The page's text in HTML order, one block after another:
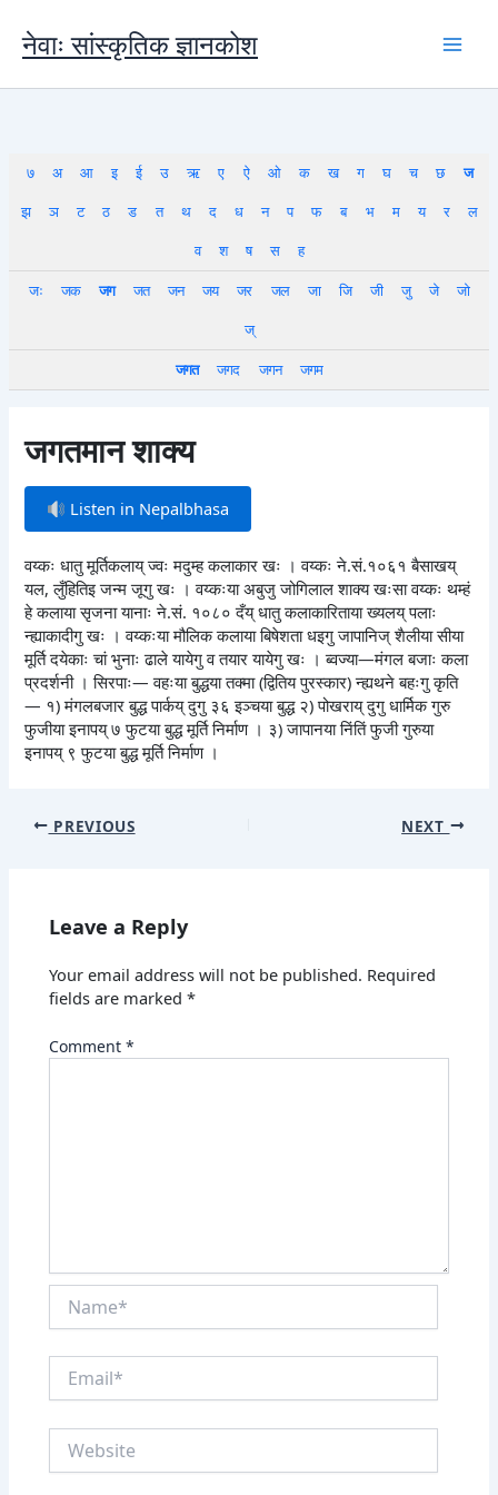
content
नेवाः सांस्कृतिक ज्ञानकोश
७ अ आ इ ई उ ऋ ए ऐ ओ क ख ग घ च छ
ज
झ
ञ ट ठ ड त थ द ध न प फ ब भ म य र
ल
व
श ष स
ह
जः
जक जग जत जन जय जर जल जा जि जी जु जे
जो
ज्
जगत
जगद जगन जगम
जगतमान शाक्य
Listen in Nepalbhasa
वय्कः धातु मूर्तिकलाय् ज्वः मदुम्ह कलाकार खः । वय्कः ने.सं.१०६१ बैसाखय्
यल, लुँहितिइ जन्म जूगु खः । वय्कःया अबुजु जोगिलाल शाक्य खःसा वय्कः थम्हं
हे कलाया सृजना यानाः ने.सं. १०८० दँय् धातु कलाकारिताया ख्यलय् पलाः
न्ह्याकादीगु खः । वय्कःया मौलिक कलाया बिषेशता धइगु जापानिज् शैलीया सीया
मूर्ति दयेकाः चां भुनाः ढाले यायेगु व तयार यायेगु खः । ब्वज्या—मंगल बजाः कला
प्रदर्शनी । सिरपाः— वहःया बुद्धया तक्मा (द्वितिय पुरस्कार) न्ह्यथने बहःगु कृति
— १) मंगलबजार बुद्ध पार्कय् दुगु ३६ इञ्चया बुद्ध २) पोखराय् दुगु धार्मिक गुरु
फुजीया इनापय् ७ फुटया बुद्ध मूर्ति निर्माण । ३) जापानया निंतिं फुजी गुरुया
इनापय् ९ फुटया बुद्ध मूर्ति निर्माण ।
PREVIOUS NEXT
Leave a Reply
Your email address will not be published. Required
fields are marked*
Comment*